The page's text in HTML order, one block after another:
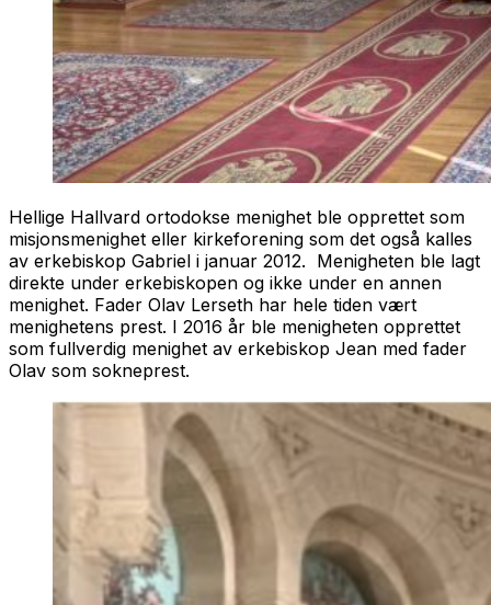
Hellige Hallvard ortodokse menighet ble opprettet som
misjonsmenighet eller kirkeforening som det også kalles
av erkebiskop Gabriel i januar 2012. Menigheten ble lagt
direkte under erkebiskopen og ikke under en annen
menighet. Fader Olav Lerseth har hele tiden vært
menighetens prest. I 2016 år ble menigheten opprettet
som fullverdig menighet av erkebiskop Jean med fader
Olav som sokneprest.